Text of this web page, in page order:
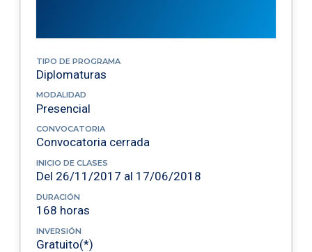
TIPO DE PROGRAMA
Diplomaturas
MODALIDAD
Presencial
CONVOCATORIA
Convocatoria cerrada
INICIO DE CLASES
Del 26/11/2017 al 17/06/2018
DURACIÓN
168 horas
INVERSIÓN
Gratuito(*)